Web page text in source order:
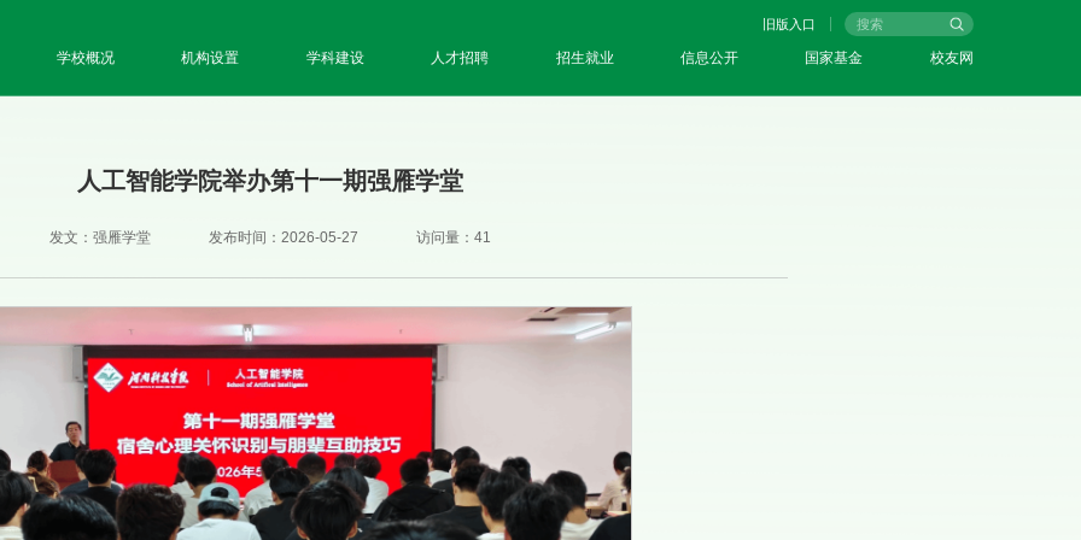
旧版入口
学校概况 机构设置 学科建设 人才招聘 招生就业 信息公开 国家基金 校友网
人工智能学院举办第十一期强雁学堂
发文：强雁学堂 发布时间：2026-05-27 访问量：41